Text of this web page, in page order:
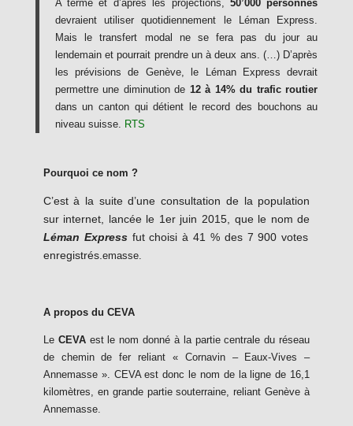
A terme et d’après les projections, 50’000 personnes
devraient utiliser quotidiennement le Léman Express.
Mais le transfert modal ne se fera pas du jour au
lendemain et pourrait prendre un à deux ans. (…) D’après
les prévisions de Genève, le Léman Express devrait
permettre une diminution de 12 à 14% du trafic routier
dans un canton qui détient le record des bouchons au
niveau suisse.
RTS
Pourquoi ce nom ?
C’est à la suite d’une consultation de la population
sur internet, lancée le 1er juin 2015, que le nom de
Léman Expressfut choisi à 41 % des 7 900 votes
enregistrés. emasse.
A propos du CEVA
Le CEVAest le nom donné à la partie centrale du réseau
de chemin de fer reliant « Cornavin – Eaux-Vives –
Annemasse ». CEVA est donc le nom de la ligne de 16,1
kilomètres, en grande partie souterraine, reliant Genève à
Annemasse.